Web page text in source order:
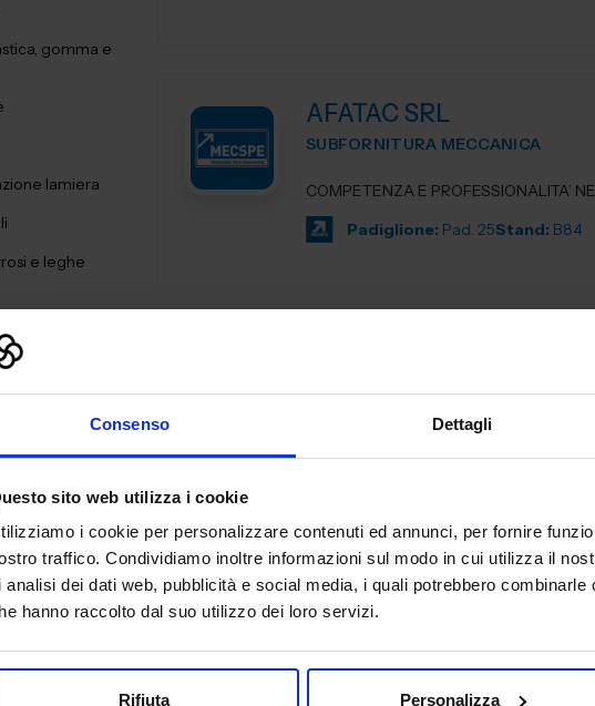
Consenso Dettagli
sito web utilizza i cookie
i cookie per personalizzare contenuti ed annunci, per fornire
traffico. Condividiamo inoltre informazioni sul modo in cui utilizza il
analisi dei dati web, pubblicità e social media, i quali potrebbero
hanno raccolto dal suo utilizzo dei loro servizi.
Rifiuta Personalizza
gomma e
lamiera
e leghe
AFATAC SRL
SUBFORNITURA MECCANICA
COMPETENZA E PROFESSIONALITA’
Padiglione: Pad. 25Stand: B84
Pad. 16
AGUZZOLI SRL
Da oltre 40 anni, Aguzzoli srl è il
di componenti in alluminio